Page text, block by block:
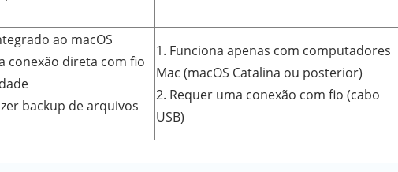
ao macOS
conexão direta com fio
backup de arquivos
1. Funciona apenas com computadores
Mac (macOS Catalina ou posterior)
2. Requer uma conexão com fio (cabo
USB)